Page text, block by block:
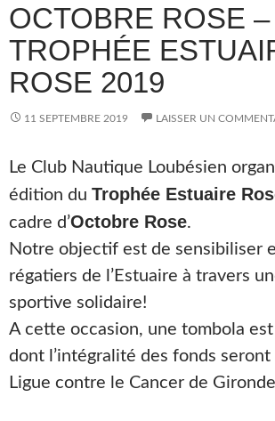
OCTOBRE ROSE –
TROPHÉE
ROSE 2019
11 SEPTEMBRE 2019 LAISSER UN
Le Club Nautique Loubésien
édition du Trophée Estuaire
cadre d’Octobre Rose.
Notre objectif est de sensibiliser
régatiers de l’Estuaire à travers
sportive solidaire!
A cette occasion, une tombola
dont l’intégralité des fonds seront
Ligue contre le Cancer de